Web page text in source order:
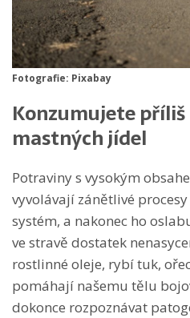
Fotografie: Pixabay
Konzumujete
mastných jídel
Potraviny s vysokým
vyvolávají zánětlivé
systém, a nakonec ho
ve stravě dostatek
rostlinné oleje, rybí tuk,
pomáhají našemu tělu
dokonce rozpoznávat